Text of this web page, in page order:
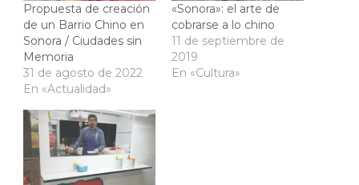
Propuesta de creación
de un Barrio Chino en
Sonora / Ciudades sin
Memoria
31 de agosto de 2022
En «Actualidad»
«Sonora»: el arte de
cobrarse a lo chino
11 de septiembre de
2019
En «Cultura»